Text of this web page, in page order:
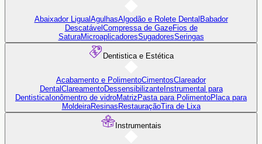
Abaixador Ligual AgulhasAlgodão e Rolete Dental Babador
Descatável Compressa de GazeFios de
SaturaMicroaplicadoresSugadoresSeringas
Dentistica e Estética
Acabamento e PolimentoCimentosClareador
Dental ClareamentoDessensibilizanteInstrumental para
Dentistica Ionômentro de vidroMatriz Pasta para PolimentoPlaca para
MoldeiraResinas RestauraçãoTira de Lixa
Instrumentais